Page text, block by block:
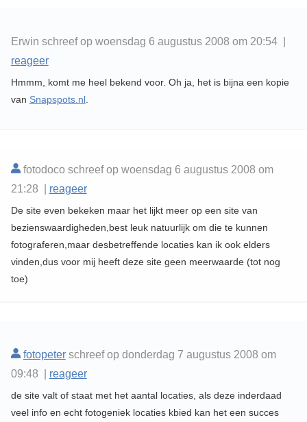
Erwin schreef op woensdag 6 augustus 2008 om 20:54 |
reageer
Hmmm, komt me heel bekend voor. Oh ja, het is bijna een kopie
van Snapspots.nl.
fotodoco schreef op woensdag 6 augustus 2008 om
21:28 | reageer
De site even bekeken maar het lijkt meer op een site van
bezienswaardigheden,best leuk natuurlijk om die te kunnen
fotograferen,maar desbetreffende locaties kan ik ook elders
vinden,dus voor mij heeft deze site geen meerwaarde (tot nog
toe)
fotopeterschreef op donderdag 7 augustus 2008 om
09:48 | reageer
de site valt of staat met het aantal locaties, als deze inderdaad
veel info en echt fotogeniek locaties kbied kan het een succes